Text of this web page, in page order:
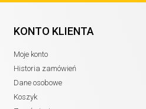
KONTO KLIENTA
Moje konto
Historia zamówień
Dane osobowe
Koszyk